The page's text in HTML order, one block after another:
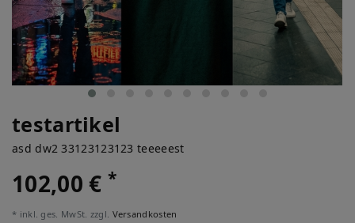
testartikel
asd dw2 33123123123 teeeeest
102,00 € *
* inkl. ges. MwSt. zzgl. Versandkosten